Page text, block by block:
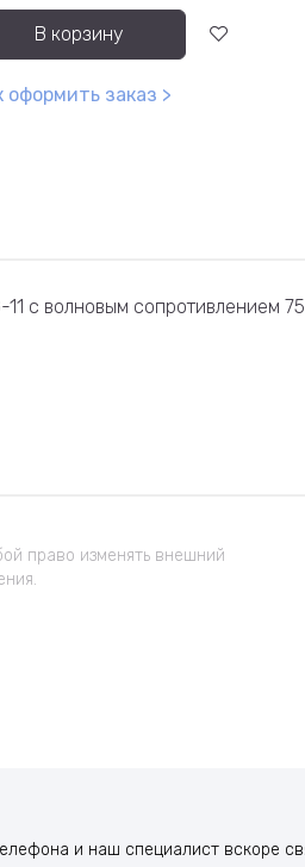
В корзину
оформить заказ >
с волновым сопротивлением
право изменять внешний
и наш специалист вскоре